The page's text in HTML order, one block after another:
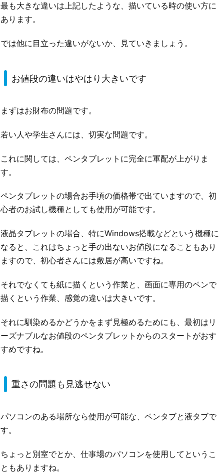
最も大きな違いは上記したような、描いている時の使い方に
あります。
では他に目立った違いがないか、見ていきましょう。
お値段の違いはやはり大きいです
まずはお財布の問題です。
若い人や学生さんには、切実な問題です。
これに関しては、ペンタブレットに完全に軍配が上がりま
す。
ペンタブレットの場合お手頃の価格帯で出ていますので、初
心者のお試し機種としても使用が可能です。
液晶タブレットの場合、特にWindows搭載などという機種に
なると、これはちょっと手の出ないお値段になることもあり
ますので、初心者さんには敷居が高いですね。
それでなくても紙に描くという作業と、画面に専用のペンで
描くという作業、感覚の違いは大きいです。
それに馴染めるかどうかをまず見極めるためにも、最初はリ
ーズナブルなお値段のペンタブレットからのスタートがおす
すめですね。
重さの問題も見逃せない
パソコンのある場所なら使用が可能な、ペンタブと液タブで
す。
ちょっと別室でとか、仕事場のパソコンを使用してというこ
ともありますね。